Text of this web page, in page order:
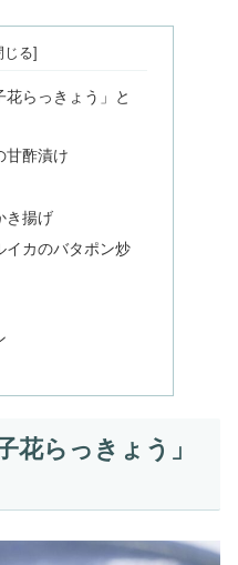
らっきょう」と
甘酢漬け
き揚げ
イカのバタポン炒
花らっきょう」